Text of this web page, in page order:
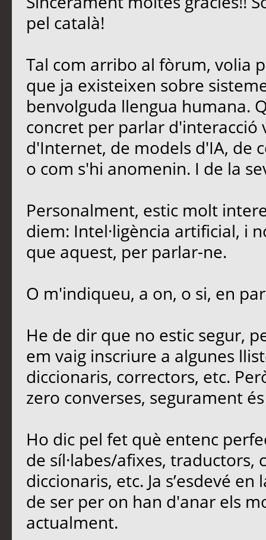
pel català!
Tal com arribo al fòrum, volia
que ja existeixen sobre
benvolguda llengua humana.
concret per parlar d'interacció
d'Internet, de models d'IA, de
o com s'hi anomenin. I de la
Personalment, estic molt
diem: Intel·ligència artificial, i
que aquest, per parlar-ne.
O m'indiqueu, a on, o si, en
He de dir que no estic segur,
em vaig inscriure a algunes
diccionaris, correctors, etc.
zero converses, segurament
Ho dic pel fet què entenc
de síl·labes/afixes, traductors,
diccionaris, etc. Ja s’esdevé
de ser per on han d'anar els
actualment.